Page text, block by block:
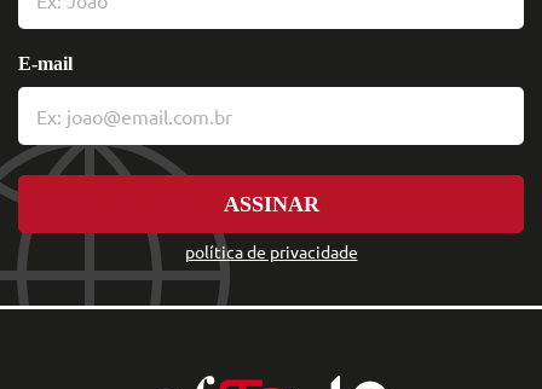
política de privacidade
E-mail
ASSINAR